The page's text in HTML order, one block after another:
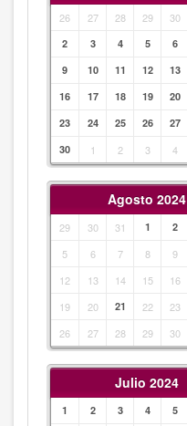
26 27 28 29 30
2 3 4 5 6
9
10 11 12 13
16
17 18 19 20
23
24 25 26 27
30
1 2 3 4
Agosto 2024
29 30 31 1 2
5 6 7 8 9
12
13 14 15 16
19
20 21 22 23
26
27 28 29 30
Julio 2024
1 2 3 4 5